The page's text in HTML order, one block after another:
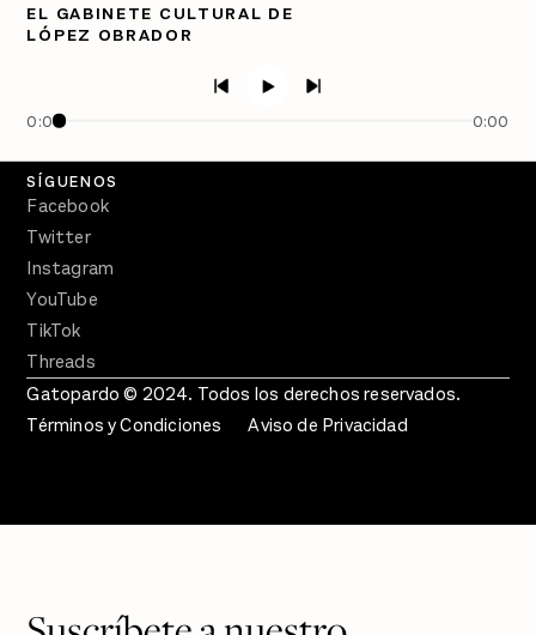
EL GABINETE CULTURAL DE
LÓPEZ OBRADOR
0:00 0:00
PÓDCASTS
Crecer en Distopía
SÍGUENOS
Facebook
Twitter
Instagram
YouTube
TikTok
Threads
Gatopardo © 2024. Todos los derechos reservados.
Términos y Condiciones
Aviso de Privacidad